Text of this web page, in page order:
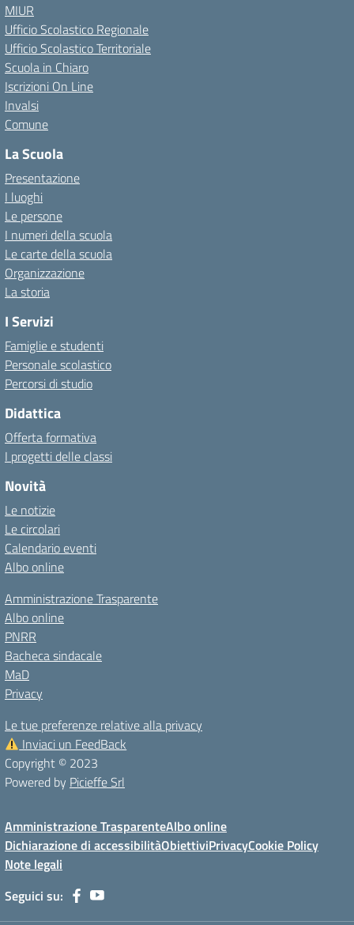
MIUR
Ufficio Scolastico Regionale
Ufficio Scolastico Territoriale
Scuola in Chiaro
Iscrizioni On Line
Invalsi
Comune
La Scuola
Presentazione
I luoghi
Le persone
I numeri della scuola
Le carte della scuola
Organizzazione
La storia
I Servizi
Famiglie e studenti
Personale scolastico
Percorsi di studio
Didattica
Offerta formativa
I progetti delle classi
Novità
Le notizie
Le circolari
Calendario eventi
Albo online
Amministrazione Trasparente
Albo online
PNRR
Bacheca sindacale
MaD
Privacy
Le tue preferenze relative alla privacy
Inviaci un FeedBack
Copyright © 2023
Powered by Picieffe Srl
Amministrazione TrasparenteAlbo online
Dichiarazione di accessibilitàObiettiviPrivacyCookie Policy
Note legali
Seguici su: